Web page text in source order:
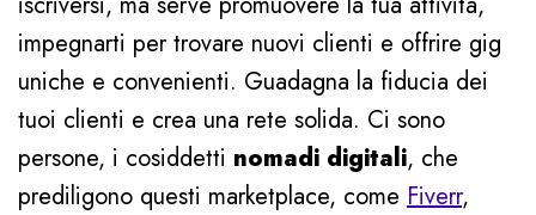
impegnarti per trovare nuovi clienti e offrire gig
uniche e convenienti. Guadagna la fiducia dei
tuoi clienti e crea una rete solida. Ci sono
persone, i cosiddetti nomadi digitali, che
prediligono questi marketplace, come Fiverr,